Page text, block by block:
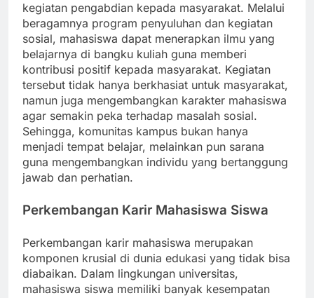
kegiatan pengabdian kepada masyarakat. Melalui
beragamnya program penyuluhan dan kegiatan
sosial, mahasiswa dapat menerapkan ilmu yang
belajarnya di bangku kuliah guna memberi
kontribusi positif kepada masyarakat. Kegiatan
tersebut tidak hanya berkhasiat untuk masyarakat,
namun juga mengembangkan karakter mahasiswa
agar semakin peka terhadap masalah sosial.
Sehingga, komunitas kampus bukan hanya
menjadi tempat belajar, melainkan pun sarana
guna mengembangkan individu yang bertanggung
jawab dan perhatian.
Perkembangan Karir Mahasiswa Siswa
Perkembangan karir mahasiswa merupakan
komponen krusial di dunia edukasi yang tidak bisa
diabaikan. Dalam lingkungan universitas,
mahasiswa siswa memiliki banyak kesempatan